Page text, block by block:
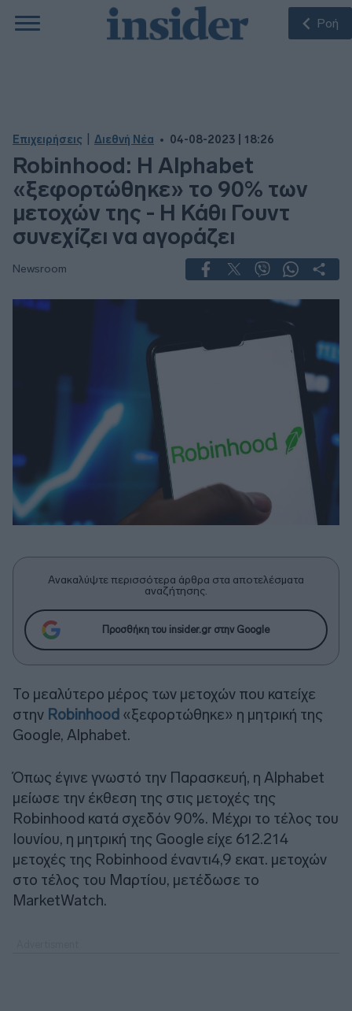
Ροή
Επιχειρήσεις Διεθνή Νέα 04-08-2023 | 18:26
Robinhood: Η Alphabet
«ξεφορτώθηκε» το 90% των
μετοχών της - Η Κάθι Γουντ
συνεχίζει να αγοράζει
Newsroom
Ανακαλύψτε περισσότερα άρθρα στα αποτελέσματα
αναζήτησης.
Προσθήκη του insider.gr στην Google
Το μεαλύτερο μέρος των μετοχών που κατείχε
στην Robinhood «ξεφορτώθηκε» η μητρική της
Google, Alphabet.
Όπως έγινε γνωστό την Παρασκευή, η Alphabet
μείωσε την έκθεση της στις μετοχές της
Robinhood κατά σχεδόν 90%. Μέχρι το τέλος του
Ιουνίου, η μητρική της Google είχε 612.214
μετοχές της Robinhood έναντι4,9 εκατ. μετοχών
στο τέλος του Μαρτίου, μετέδωσε το
MarketWatch.